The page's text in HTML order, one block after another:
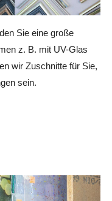
Sie eine große
z. B. mit UV-Glas
wir Zuschnitte für Sie,
sein.